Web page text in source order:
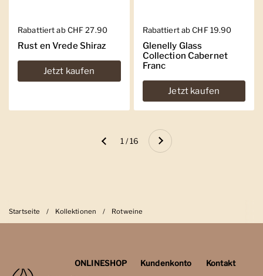
Regulärer Preis
Rabattiert ab CHF 27.90
Rust en Vrede Shiraz
Jetzt kaufen
Regulärer Preis
Rabattiert ab CHF 19.90
Glenelly Glass
Collection Cabernet
Franc
Jetzt kaufen
Zurück 1 / 16 Weiter
Startseite / Kollektionen / Rotweine
ONLINESHOP
Kundenkonto
Kontakt